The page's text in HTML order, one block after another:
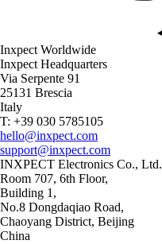
Inxpect Worldwide
Inxpect Headquarters
Via Serpente 91
25131 Brescia
Italy
T: +39 030 5785105
hello@inxpect.com
support@inxpect.com
INXPECT Electronics Co., Ltd.
Room 707, 6th Floor,
Building 1,
No.8 Dongdaqiao Road,
Chaoyang District, Beijing
China